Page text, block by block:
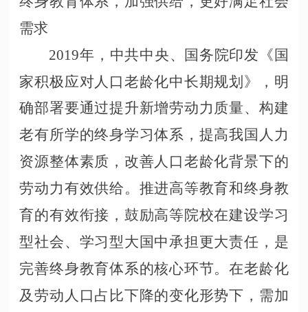
需求
2019年，中共中央、国务院印发《国
家积极应对人口老龄化中长期规划》，明
确部署要通过提升新增劳动力质量、构建
老有所学的终身学习体系，提高我国人力
资源整体素质，改善人口老龄化背景下的
劳动力有效供给。推进高等教育和终身教
育的有效衔接，鼓励高等院校在建设学习
型社会、学习型大国中承担更大责任，是
完善终身教育体系的核心环节。在老龄化
及劳动人口占比下降的变化形势下，需加